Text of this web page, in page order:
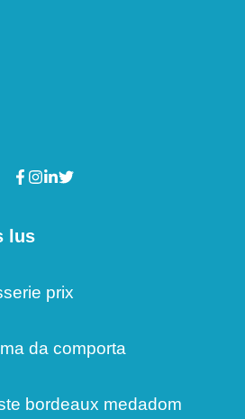
lus
prix
da comporta
bordeaux medadom